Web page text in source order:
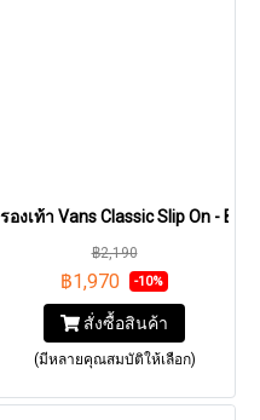
And White Checkerboard/
รองเท้า Vans Classic Slip On -
฿2,190
฿1,970 -10%
สั่งซื้อสินค้า
(มีหลายคุณสมบัติให้เลือก)